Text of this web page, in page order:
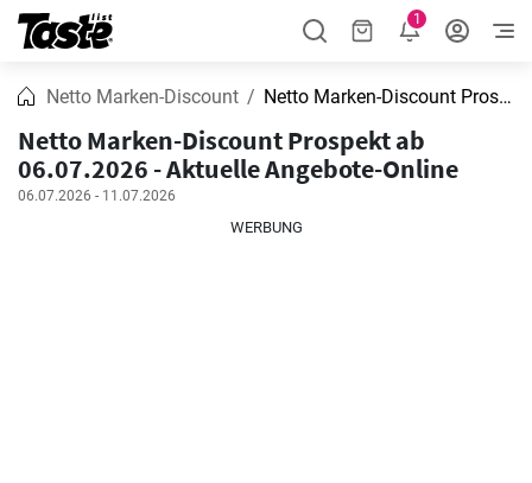
1
Netto Marken-Discount Netto Marken-Discount Prospekt
Netto Marken-Discount Prospekt ab
06.07.2026 - Aktuelle Angebote-Online
06.07.2026 - 11.07.2026
WERBUNG